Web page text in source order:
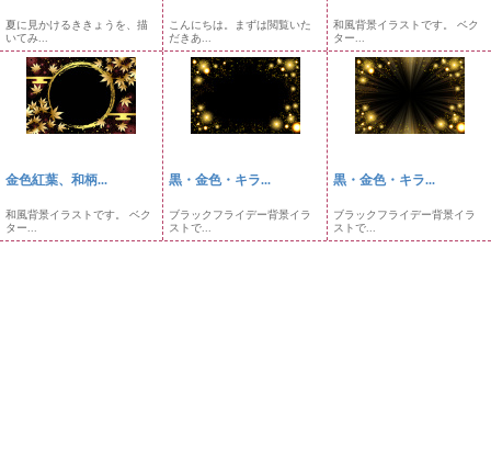
夏に見かけるききょうを、描
いてみ...
こんにちは。まずは閲覧いた
だきあ...
和風背景イラストです。 ベク
ター...
金色紅葉、和柄...
和風背景イラストです。 ベク
ター...
黒・金色・キラ...
ブラックフライデー背景イラ
ストで...
黒・金色・キラ...
ブラックフライデー背景イラ
ストで...